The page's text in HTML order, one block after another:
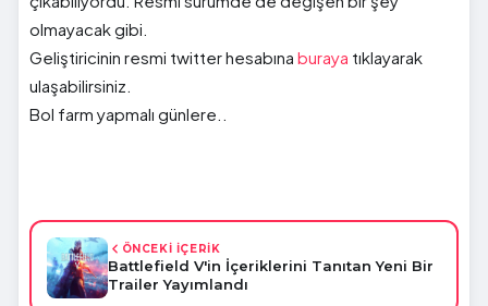
olmayacak gibi.
Geliştiricinin resmi twitter hesabına buraya tıklayarak
ulaşabilirsiniz.
Bol farm yapmalı günlere..
ÖNCEKİ İÇERİK
Battlefield V'in İçeriklerini Tanıtan Yeni Bir
Trailer Yayımlandı